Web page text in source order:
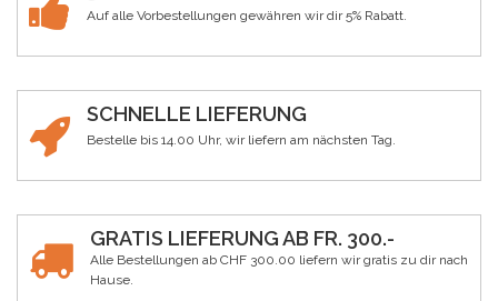
Auf alle Vorbestellungen gewähren wir dir 5% Rabatt.
SCHNELLE LIEFERUNG
Bestelle bis 14.00 Uhr, wir liefern am nächsten Tag.
GRATIS LIEFERUNG AB FR. 300.-
Alle Bestellungen ab CHF 300.00 liefern wir gratis zu dir nach
Hause.